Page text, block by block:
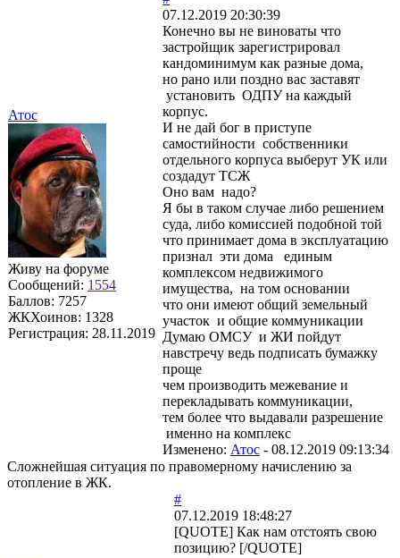
Атос
Живу на форуме
Сообщений: 1554
Баллов: 7257
ЖКХоинов: 1328
Регистрация: 28.11.2019
07.12.2019 20:30:39
Конечно вы не виноваты что
застройщик зарегистрировал
кандоминимум как разные дома,
но рано или поздно вас заставят
установить ОДПУ на каждый
корпус.
И не дай бог в приступе
самостийности собственники
отдельного корпуса выберут УК или
создадут ТСЖ
Оно вам надо?
Я бы в таком случае либо решением
суда, либо комиссией подобной той
что принимает дома в эксплуатацию
признал эти дома единым
комплексом недвижимого
имущества, на том основании
что они имеют общий земельный
участок и общие коммуникации
Думаю ОМСУ и ЖИ пойдут
навстречу ведь подписать бумажку
проще
чем производить межевание и
перекладывать коммуникации,
тем более что выдавали разрешение
именно на комплекс
Изменено: Атос - 08.12.2019 09:13:34
Сложнейшая ситуация по правомерному начислению за
отопление в ЖК.
#
07.12.2019 18:48:27
[QUOTE] Как нам отстоять свою
позицию? [/QUOTE]